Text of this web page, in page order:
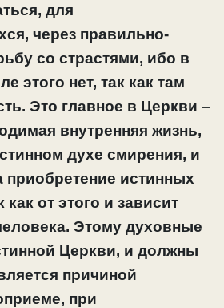
для
через правильно-
со страстями, ибо в
этого нет, так как там
Это главное в Церкви –
внутренняя жизнь,
духе смирения, и
приобретение истинных
от этого и зависит
Этому духовные
Церкви, и должны
причиной
при